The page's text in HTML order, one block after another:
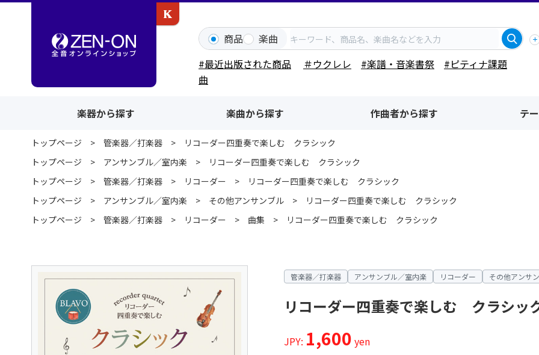
商品 楽曲
#最近出版された商品
＃ウクレレ #楽譜・音楽書祭
#ピティナ課題
曲
楽器から探す 楽曲から探す 作曲者から探す テ
トップページ 管楽器／打楽器
リコーダー四重奏で楽しむ クラシック
トップページ
アンサンブル／室内楽
リコーダー四重奏で楽しむ クラシック
トップページ
管楽器／打楽器 リコーダー
リコーダー四重奏で楽しむ クラシック
トップページ
アンサンブル／室内楽 その他アンサンブル
リコーダー四重奏で楽しむ クラシック
トップページ
管楽器／打楽器 リコーダー 曲集 リコーダー四重奏で楽しむ クラシック
管楽器／打楽器 アンサンブル／室内楽 リコーダー その他アンサ
リコーダー四重奏で楽しむ クラシッ
JPY: 1,600 yen